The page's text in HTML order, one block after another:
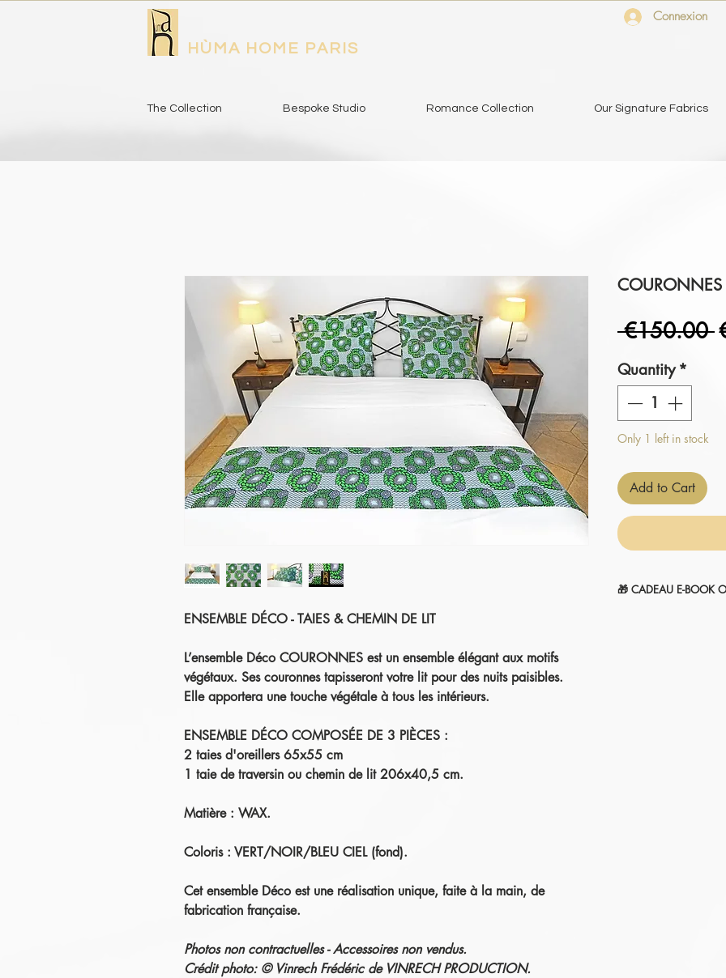
HÙMA HOME PARIS
Connexion
The Collection Bespoke Studio Romance Collection Our Signature Fabrics
ENSEMBLE DÉCO - TAIES & CHEMIN DE LIT
L’ensemble Déco COURONNES est un ensemble élégant aux motifs
végétaux. Ses couronnes tapisseront votre lit pour des nuits paisibles.
Elle apportera une touche végétale à tous les intérieurs.
ENSEMBLE DÉCO COMPOSÉE DE 3 PIÈCES :
2 taies d'oreillers 65x55 cm
1 taie de traversin ou chemin de lit 206x40,5 cm.
Matière : WAX.
Coloris : VERT/NOIR/BLEU CIEL (fond).
Cet ensemble Déco est une réalisation unique, faite à la main, de
fabrication française.
Photos non contractuelles - Accessoires non vendus.
Crédit photo: © Vinrech Frédéric de VINRECH PRODUCTION.
COURONNES
€150.00
Quantity *
Only 1 left in stock
Add to Cart
🎁 CADEAU E-BOOK